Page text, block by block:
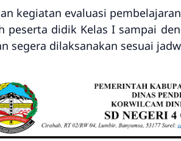
kegiatan evaluasi
didik Kelas I sampai
segera dilaksanakan sesuai